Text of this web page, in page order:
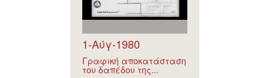
1-Αύγ-1980
Γραφική αποκατάσταση
του δαπέδου της...